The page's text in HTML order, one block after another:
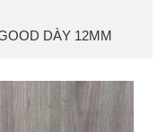
DÀY 12MM